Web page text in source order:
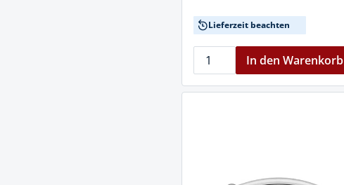
Lieferzeit beachten
In den Warenkorb